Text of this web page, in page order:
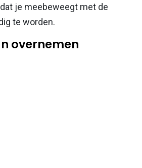
je meebeweegt met de
te worden.
overnemen